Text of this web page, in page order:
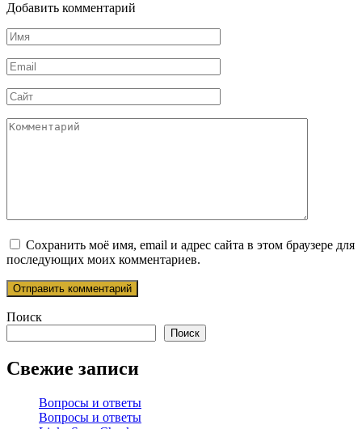
Добавить комментарий
Имя
*
Email
*
Сайт
Комментарий
Сохранить моё имя, email и адрес сайта в этом браузере для
последующих моих комментариев.
Поиск
Поиск
Свежие записи
Вопросы и ответы
Вопросы и ответы